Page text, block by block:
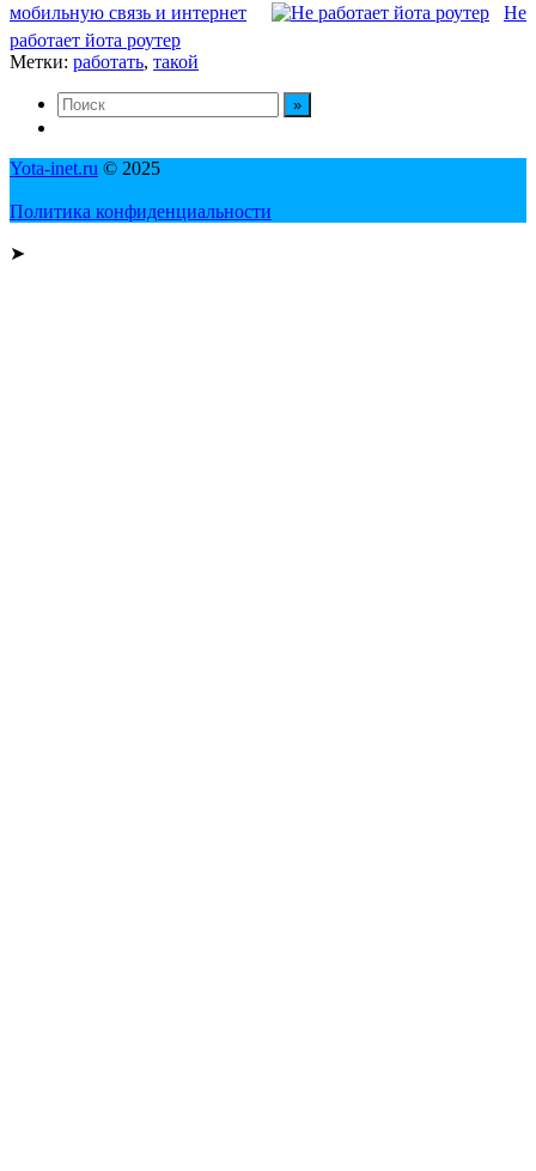
мобильную связь и интернет
Не
работает йота роутер
Метки: работать, такой
Yota-inet.ru © 2025
Политика конфиденциальности
➤